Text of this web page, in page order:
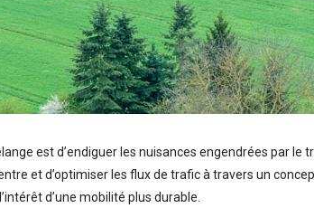
est d’endiguer les nuisances engendrées par le
et d’optimiser les flux de trafic à travers un
d’une mobilité plus durable.